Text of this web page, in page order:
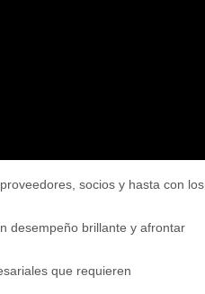
socios y hasta con los
desempeño brillante y afrontar
que requieren